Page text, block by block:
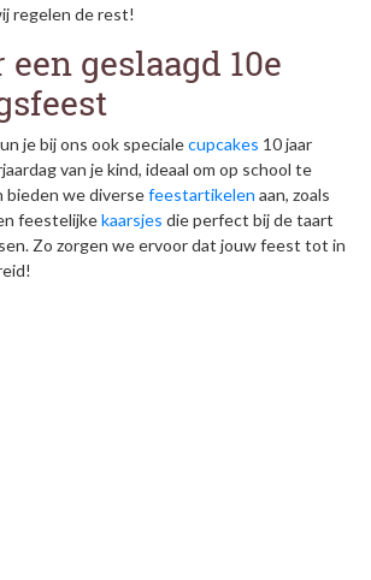
regelen de rest!
geslaagd 10e
je bij ons ook specialecupcakes 10 jaar
van je kind, ideaal om op school te
bieden we diversefeestartikelen aan, zoals
feestelijkekaarsjes die perfect bij de taart
Zo zorgen we ervoor dat jouw feest tot in